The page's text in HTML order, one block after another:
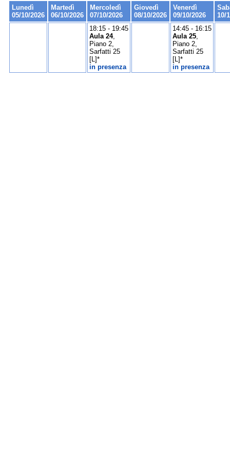
Lunedì
05/10/2026
Martedì
06/10/2026
Mercoledì
07/10/2026
Giovedì
08/10/2026
Venerdì
09/10/2026
10/
18:15 - 19:45
Aula 24,
Piano 2,
Sarfatti 25
[L]*
in presenza
14:45 - 16:15
Aula 25,
Piano 2,
Sarfatti 25
[L]*
in presenza